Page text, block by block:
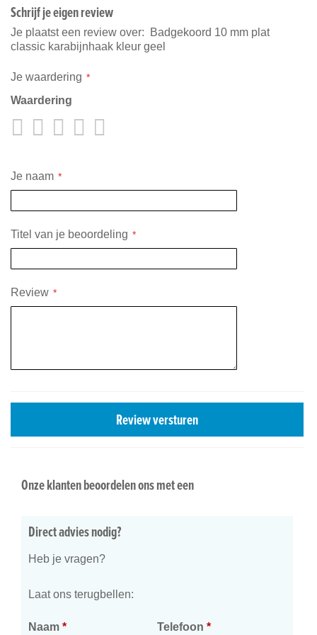
Schrijf je eigen review
Je plaatst een review over:
Badgekoord 10 mm plat
classic karabijnhaak kleur geel
Je waardering
Waardering
1
star
2
stars
3
stars
4
stars
Je naam
Titel van je beoordeling
Review
Review versturen
Onze klanten beoordelen ons met een
Direct advies nodig?
Heb je vragen?
Laat ons terugbellen:
Naam * Telefoon *